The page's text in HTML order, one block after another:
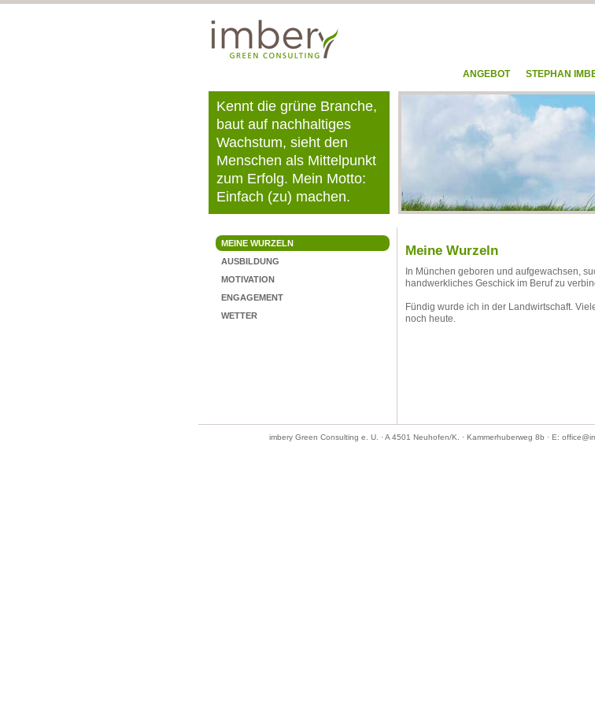
STEPHAN
ANGEBOT
Kennt die grüne Branche,
baut auf nachhaltiges
Wachstum, sieht den
Menschen als Mittelpunkt
zum Erfolg. Mein Motto:
Einfach (zu) machen.
MEINE WURZELN
AUSBILDUNG
MOTIVATION
ENGAGEMENT
WETTER
Meine Wurzeln
In München geboren und aufgewachsen,
handwerkliches Geschick im Beruf zu
Fündig wurde ich in der Landwirtschaft.
noch heute.
imbery Green Consulting e. U. · A 4501 Neuhofen/K. · Kammerhuberweg 8b · E: